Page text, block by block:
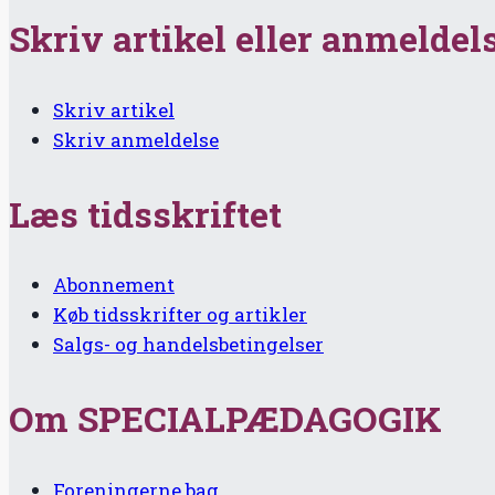
Skriv artikel eller
Skriv artikel
Skriv anmeldelse
Læs tidsskriftet
Abonnement
Køb tidsskrifter og artikler
Salgs- og handelsbetingelser
Om SPECIALPÆDAGOGIK